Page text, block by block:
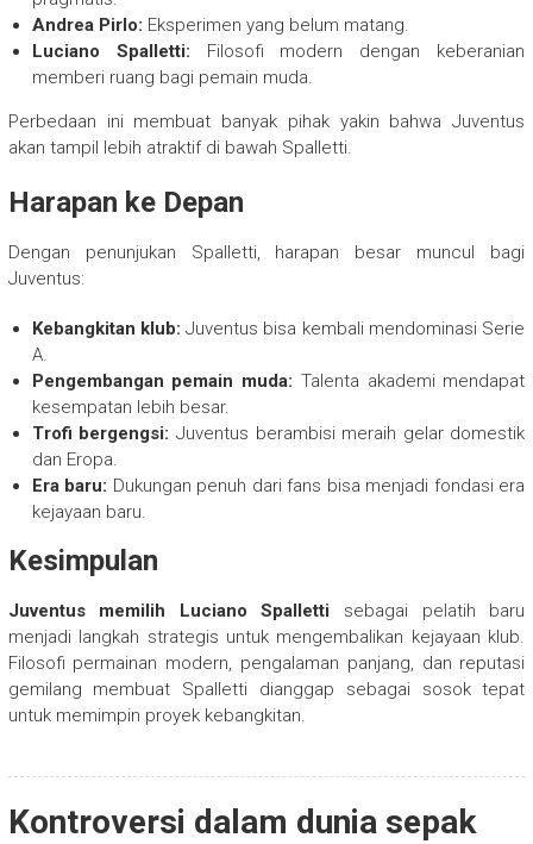
Andrea Pirlo: Eksperimen yang belum matang.
Luciano Spalletti: Filosofi modern dengan keberanian
memberi ruang bagi pemain muda.
Perbedaan ini membuat banyak pihak yakin bahwa Juventus
akan tampil lebih atraktif di bawah Spalletti.
Harapan ke Depan
Dengan penunjukan Spalletti, harapan besar muncul bagi
Juventus:
Kebangkitan klub: Juventus bisa kembali mendominasi Serie
A.
Pengembangan pemain muda: Talenta akademi mendapat
kesempatan lebih besar.
Trofi bergengsi: Juventus berambisi meraih gelar domestik
dan Eropa.
Era baru: Dukungan penuh dari fans bisa menjadi fondasi era
kejayaan baru.
Kesimpulan
Juventus memilih Luciano Spalletti sebagai pelatih baru
menjadi langkah strategis untuk mengembalikan kejayaan klub.
Filosofi permainan modern, pengalaman panjang, dan reputasi
gemilang membuat Spalletti dianggap sebagai sosok tepat
untuk memimpin proyek kebangkitan.
Kontroversi dalam dunia sepak